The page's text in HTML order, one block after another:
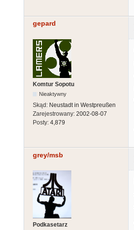
gepard
Komtur Sopotu
Nieaktywny
Skąd: Neustadt in Westpreußen
Zarejestrowany: 2002-08-07
Posty: 4,879
grey/msb
Podkasetarz